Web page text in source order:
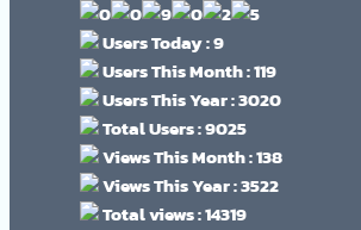
Users Today : 9
Users This Month : 119
Users This Year : 3020
Total Users : 9025
Views This Month : 138
Views This Year : 3522
Total views : 14319